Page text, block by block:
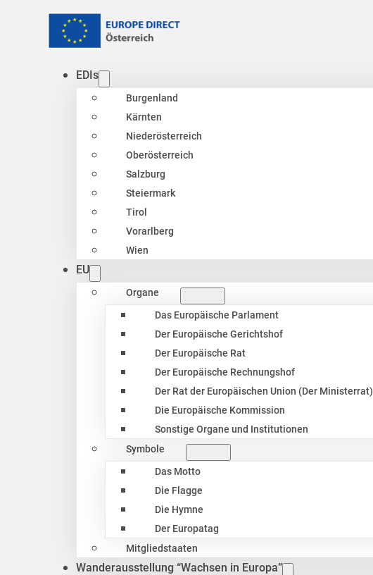
EDIs
Burgenland
Kärnten
Niederösterreich
Oberösterreich
Salzburg
Steiermark
Tirol
Vorarlberg
Wien
EU
Organe
Das Europäische Parlament
Der Europäische Gerichtshof
Der Europäische Rat
Der Europäische Rechnungshof
Der Rat der Europäischen Union (Der Ministerrat)
Die Europäische Kommission
Sonstige Organe und Institutionen
Symbole
Das Motto
Die Flagge
Die Hymne
Der Europatag
Mitgliedstaaten
Wanderausstellung “Wachsen in Europa”